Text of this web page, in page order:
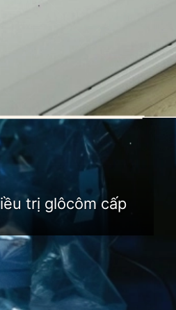
hoc-mat-la-o-dau
trị glôcôm cấp